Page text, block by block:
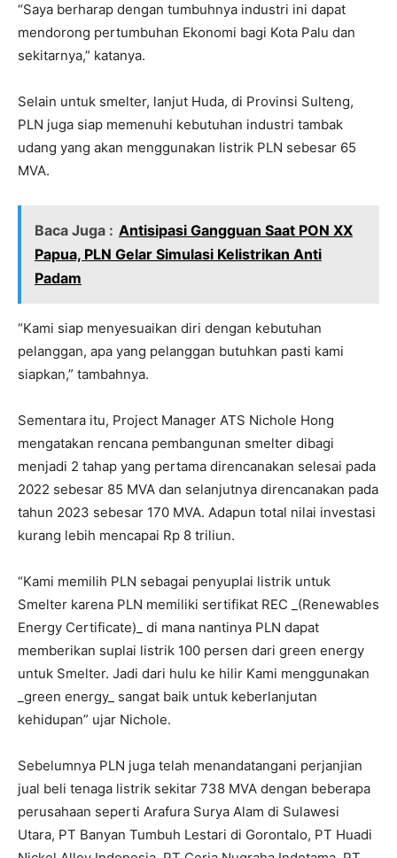
“Saya berharap dengan tumbuhnya industri ini dapat
mendorong pertumbuhan Ekonomi bagi Kota Palu dan
sekitarnya,” katanya.
Selain untuk smelter, lanjut Huda, di Provinsi Sulteng,
PLN juga siap memenuhi kebutuhan industri tambak
udang yang akan menggunakan listrik PLN sebesar 65
MVA.
Baca Juga : Antisipasi Gangguan Saat PON XX
Papua, PLN Gelar Simulasi Kelistrikan Anti
Padam
“Kami siap menyesuaikan diri dengan kebutuhan
pelanggan, apa yang pelanggan butuhkan pasti kami
siapkan,” tambahnya.
Sementara itu, Project Manager ATS Nichole Hong
mengatakan rencana pembangunan smelter dibagi
menjadi 2 tahap yang pertama direncanakan selesai pada
2022 sebesar 85 MVA dan selanjutnya direncanakan pada
tahun 2023 sebesar 170 MVA. Adapun total nilai investasi
kurang lebih mencapai Rp 8 triliun.
“Kami memilih PLN sebagai penyuplai listrik untuk
Smelter karena PLN memiliki sertifikat REC _(Renewables
Energy Certificate)_ di mana nantinya PLN dapat
memberikan suplai listrik 100 persen dari green energy
untuk Smelter. Jadi dari hulu ke hilir Kami menggunakan
_green energy_ sangat baik untuk keberlanjutan
kehidupan” ujar Nichole.
Sebelumnya PLN juga telah menandatangani perjanjian
jual beli tenaga listrik sekitar 738 MVA dengan beberapa
perusahaan seperti Arafura Surya Alam di Sulawesi
Utara, PT Banyan Tumbuh Lestari di Gorontalo, PT Huadi